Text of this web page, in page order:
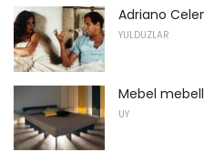
Adriano
YULDUZLAR
Mebel
UY